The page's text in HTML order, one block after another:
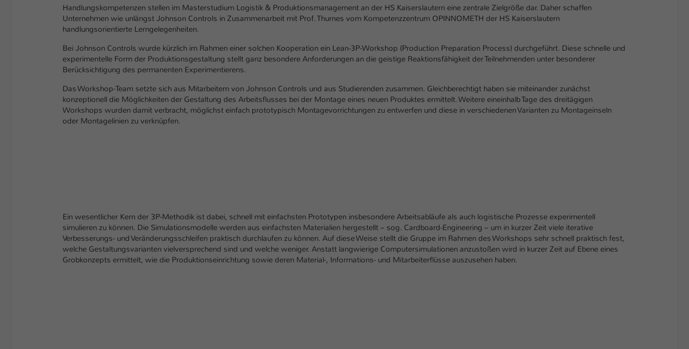
Handlungskompetenzen stellen im Masterstudium Logistik & Produktionsmanagement an der HS Kaiserslautern eine zentrale Zielgröße dar. Daher schaffen
Unternehmen wie unlängst Johnson Controls in Zusammenarbeit mit Prof. Thurnes vom Kompetenzzentrum OPINNOMETH der HS Kaiserslautern
handlungsorientierte Lerngelegenheiten.
Bei Johnson Controls wurde kürzlich im Rahmen einer solchen Kooperation ein Lean-3P-Workshop (Production Preparation Process) durchgeführt. Diese schnelle und
experimentelle Form der Produktionsgestaltung stellt ganz besondere Anforderungen an die geistige Reaktionsfähigkeit der Teilnehmenden unter besonderer
Berücksichtigung des permanenten Experimentierens.
Das Workshop-Team setzte sich aus Mitarbeitern von Johnson Controls und aus Studierenden zusammen. Gleichberechtigt haben sie miteinander zunächst
konzeptionell die Möglichkeiten der Gestaltung des Arbeitsflusses bei der Montage eines neuen Produktes ermittelt. Weitere eineinhalb Tage des dreitägigen
Workshops wurden damit verbracht, möglichst einfach prototypisch Montagevorrichtungen zu entwerfen und diese in verschiedenen Varianten zu Montageinseln
oder Montagelinien zu verknüpfen.
Ein wesentlicher Kern der 3P-Methodik ist dabei, schnell mit einfachsten Prototypen insbesondere Arbeitsabläufe als auch logistische Prozesse experimentell
simulieren zu können. Die Simulationsmodelle werden aus einfachsten Materialien hergestellt – sog. Cardboard-Engineering – um in kurzer Zeit viele iterative
Verbesserungs- und Veränderungsschleifen praktisch durchlaufen zu können. Auf diese Weise stellt die Gruppe im Rahmen des Workshops sehr schnell praktisch fest,
welche Gestaltungsvarianten vielversprechend sind und welche weniger. Anstatt langwierige Computersimulationen anzustoßen wird in kurzer Zeit auf Ebene eines
Grobkonzepts ermittelt, wie die Produktionseinrichtung sowie deren Material-, Informations- und Mitarbeiterflüsse auszusehen haben.
Name cookie_optin
Anbieter TYPO3
Laufzeit
Zweck
Dieses Cookie wird verwendet, um Ihre Cookie-
Einstellungen für diese Website zu speichern.
Zweck
generierte ID, für die historische Speicherung
Ihrer vorgenommen Einstellungen, falls der
Webseiten-Betreiber dies eingestellt hat.
Cookie-Informationen anzeigen
Marketing
Diese Cookies werden verwendet um das Nutzungsverhalten der
Besucher auf der Website nachzuverfolgen. Die erhobenen Daten
werden anonymisiert und ausschließlich für interne Zwecke
verwendet.
Name Cookie-Informationen anzeigen